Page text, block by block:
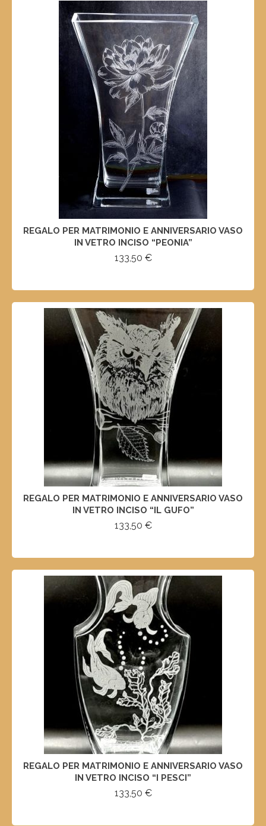
REGALO PER MATRIMONIO E ANNIVERSARIO VASO
IN VETRO INCISO “PEONIA”
133,50 €
REGALO PER MATRIMONIO E ANNIVERSARIO VASO
IN VETRO INCISO “IL GUFO”
133,50 €
REGALO PER MATRIMONIO E ANNIVERSARIO VASO
IN VETRO INCISO “I PESCI”
133,50 €